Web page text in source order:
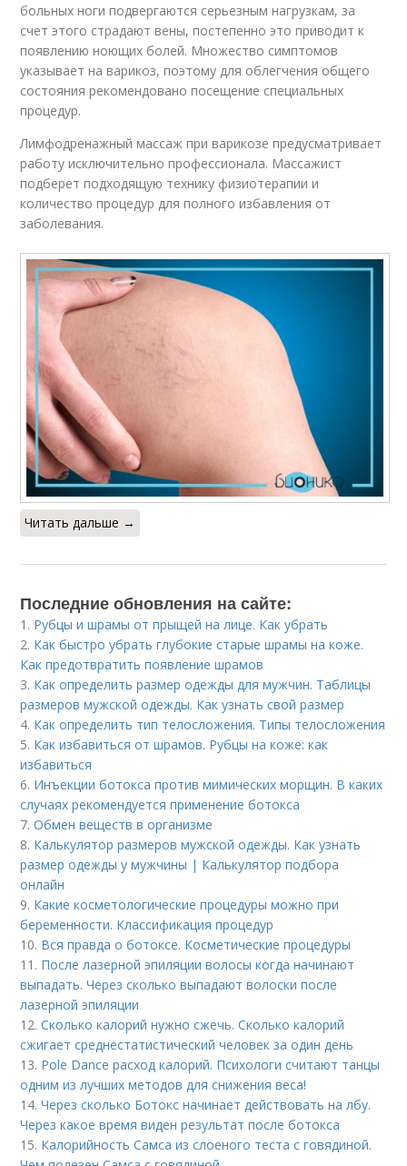
больных ноги подвергаются серьезным нагрузкам, за
счет этого страдают вены, постепенно это приводит к
появлению ноющих болей. Множество симптомов
указывает на варикоз, поэтому для облегчения общего
состояния рекомендовано посещение специальных
процедур.
Лимфодренажный массаж при варикозе предусматривает
работу исключительно профессионала. Массажист
подберет подходящую технику физиотерапии и
количество процедур для полного избавления от
заболевания.
Читать дальше →
Последние обновления на сайте:
1. Рубцы и шрамы от прыщей на лице. Как убрать
2. Как быстро убрать глубокие старые шрамы на коже.
Как предотвратить появление шрамов
3. Как определить размер одежды для мужчин. Таблицы
размеров мужской одежды. Как узнать свой размер
4. Как определить тип телосложения. Типы телосложения
5. Как избавиться от шрамов. Рубцы на коже: как
избавиться
6. Инъекции ботокса против мимических морщин. В каких
случаях рекомендуется применение ботокса
7.Обмен веществ в организме
8. Калькулятор размеров мужской одежды. Как узнать
размер одежды у мужчины | Калькулятор подбора
онлайн
9. Какие косметологические процедуры можно при
беременности. Классификация процедур
10. Вся правда о ботоксе. Косметические процедуры
11. После лазерной эпиляции волосы когда начинают
выпадать. Через сколько выпадают волоски после
лазерной эпиляции
12.Сколько калорий нужно сжечь. Сколько калорий
сжигает среднестатистический человек за один день
13. Pole Dance расход калорий. Психологи считают танцы
одним из лучших методов для снижения веса!
14.Через сколько Ботокс начинает действовать на лбу.
Через какое время виден результат после ботокса
15. Калорийность Самса из слоеного теста с говядиной.